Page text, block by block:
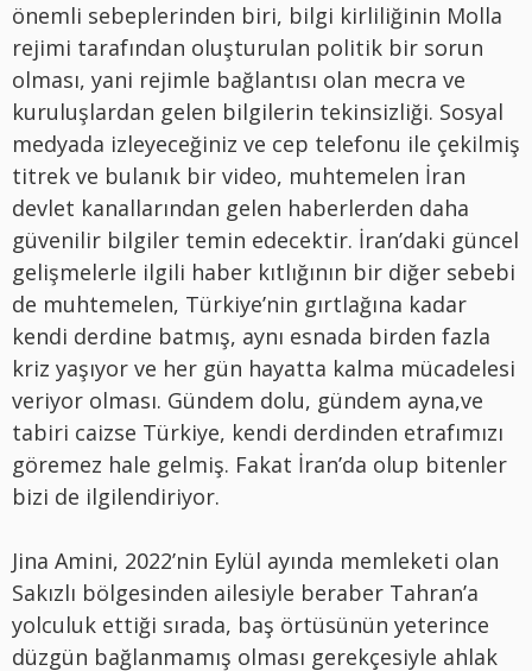
önemli sebeplerinden biri, bilgi kirliliğinin Molla
rejimi tarafından oluşturulan politik bir sorun
olması, yani rejimle bağlantısı olan mecra ve
kuruluşlardan gelen bilgilerin tekinsizliği. Sosyal
medyada izleyeceğiniz ve cep telefonu ile çekilmiş
titrek ve bulanık bir video, muhtemelen İran
devlet kanallarından gelen haberlerden daha
güvenilir bilgiler temin edecektir. İran’daki güncel
gelişmelerle ilgili haber kıtlığının bir diğer sebebi
de muhtemelen, Türkiye’nin gırtlağına kadar
kendi derdine batmış, aynı esnada birden fazla
kriz yaşıyor ve her gün hayatta kalma mücadelesi
veriyor olması. Gündem dolu, gündem ayna,ve
tabiri caizse Türkiye, kendi derdinden etrafımızı
göremez hale gelmiş. Fakat İran’da olup bitenler
bizi de ilgilendiriyor.
Jina Amini, 2022’nin Eylül ayında memleketi olan
Sakızlı bölgesinden ailesiyle beraber Tahran’a
yolculuk ettiği sırada, baş örtüsünün yeterince
düzgün bağlanmamış olması gerekçesiyle ahlak